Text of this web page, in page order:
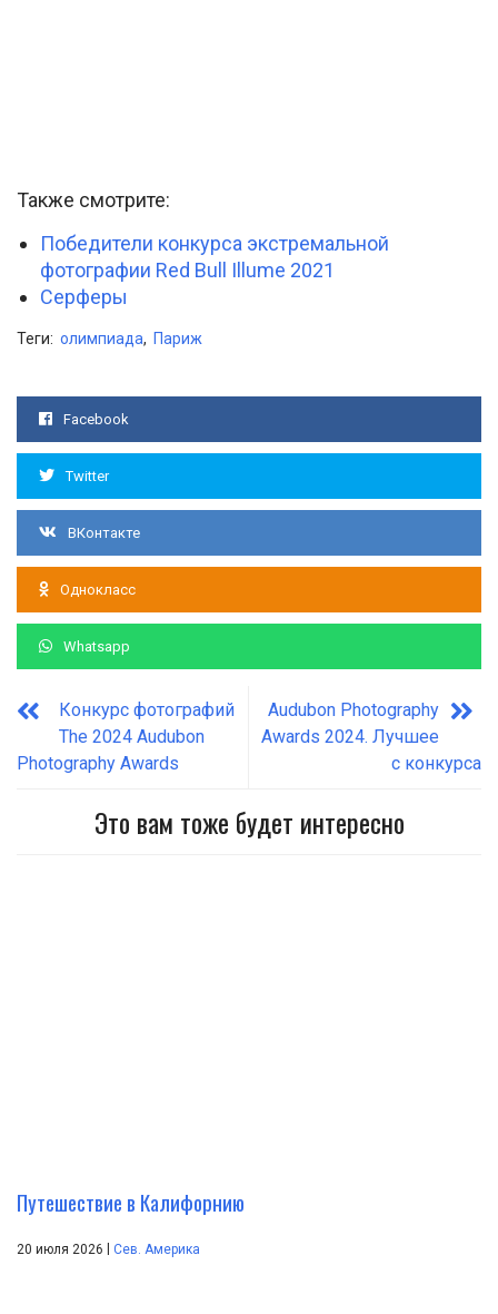
Также смотрите:
Победители конкурса экстремальной
фотографии Red Bull Illume 2021
Серферы
Теги: олимпиада, Париж
Facebook
Twitter
ВКонтакте
Однокласс
Whatsapp
Конкурс фотографий
The 2024 Audubon
Photography Awards
Audubon Photography
Awards 2024. Лучшее
с конкурса
Это вам тоже будет интересно
Путешествие в Калифорнию
20 июля 2026 | Сев. Америка